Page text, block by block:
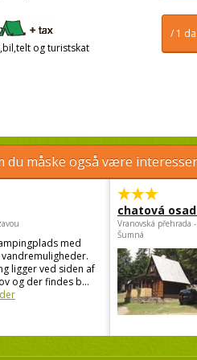
/ 1
og turistskat
du måske også være
med
ligger ved siden af
og der findes b...
chatová
Vranovská přehrada
Šumná